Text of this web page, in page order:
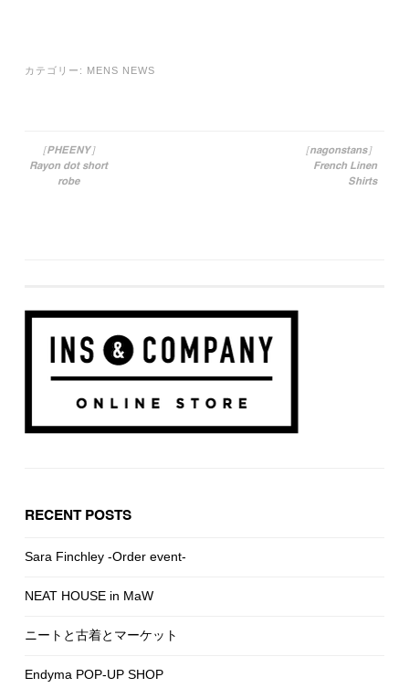
カテゴリー: MENS NEWS
投稿ナビゲーション
［PHEENY］
Rayon dot short
robe
［nagonstans］
French Linen
Shirts
RECENT POSTS
Sara Finchley -Order event-
NEAT HOUSE in MaW
ニートと古着とマーケット
Endyma POP-UP SHOP